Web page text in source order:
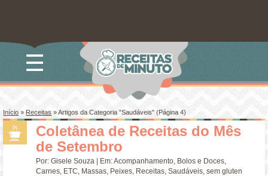
☰
Início»Receitas »Artigos da Categoria "Saudáveis" (Página 4)
Coletânea de Receitas do Mês
de Setembro
Por:Gisele Souza | Em:Acompanhamento, Bolos e Doces,
Carnes, ETC, Massas, Peixes, Receitas,Saudáveis,sem gluten